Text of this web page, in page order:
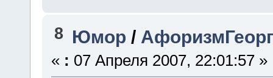
8 Юмор /
« : 07 Апреля 2007, 22:01:57 »